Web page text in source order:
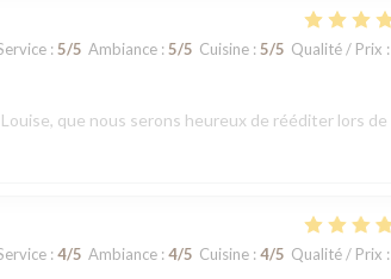
: 5/5 Ambiance: 5/5 Cuisine: 5/5 Qualité / Prix :
que nous serons heureux de rééditer lors de
: 4/5 Ambiance: 4/5 Cuisine: 4/5 Qualité / Prix :